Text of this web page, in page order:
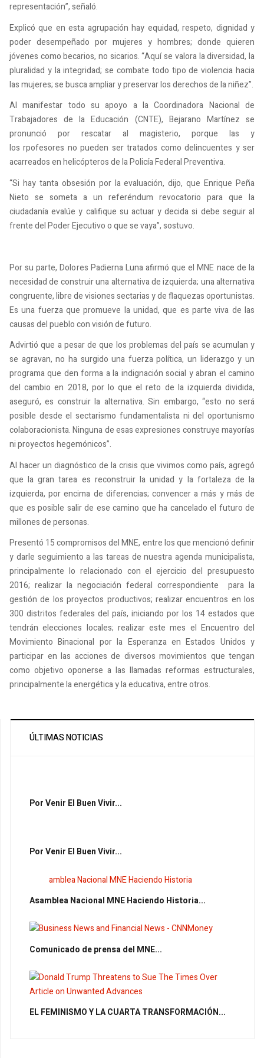
representación”, señaló.
Explicó que en esta agrupación hay equidad, respeto, dignidad y
poder desempeñado por mujeres y hombres; donde quieren
jóvenes como becarios, no sicarios. “Aquí se valora la diversidad, la
pluralidad y la integridad; se combate todo tipo de violencia hacia
las mujeres; se busca ampliar y preservar los derechos de la niñez”.
Al manifestar todo su apoyo a la Coordinadora Nacional de
Trabajadores de la Educación (CNTE), Bejarano Martínez se
pronunció por rescatar al magisterio, porque las y
los rpofesores no pueden ser tratados como delincuentes y ser
acarreados en helicópteros de la Policía Federal Preventiva.
“Si hay tanta obsesión por la evaluación, dijo, que Enrique Peña
Nieto se someta a un referéndum revocatorio para que la
ciudadanía evalúe y califique su actuar y decida si debe seguir al
frente del Poder Ejecutivo o que se vaya”, sostuvo.
Por su parte, Dolores Padierna Luna afirmó que el MNE nace de la
necesidad de construir una alternativa de izquierda; una alternativa
congruente, libre de visiones sectarias y de flaquezas oportunistas.
Es una fuerza que promueve la unidad, que es parte viva de las
causas del pueblo con visión de futuro.
Advirtió que a pesar de que los problemas del país se acumulan y
se agravan, no ha surgido una fuerza política, un liderazgo y un
programa que den forma a la indignación social y abran el camino
del cambio en 2018, por lo que el reto de la izquierda dividida,
aseguró, es construir la alternativa. Sin embargo, “esto no será
posible desde el sectarismo fundamentalista ni del oportunismo
colaboracionista. Ninguna de esas expresiones construye mayorías
ni proyectos hegemónicos”.
Al hacer un diagnóstico de la crisis que vivimos como país, agregó
que la gran tarea es reconstruir la unidad y la fortaleza de la
izquierda, por encima de diferencias; convencer a más y más de
que es posible salir de ese camino que ha cancelado el futuro de
millones de personas.
Presentó 15 compromisos del MNE, entre los que mencionó definir
y darle seguimiento a las tareas de nuestra agenda municipalista,
principalmente lo relacionado con el ejercicio del presupuesto
2016; realizar la negociación federal correspondiente para la
gestión de los proyectos productivos; realizar encuentros en los
300 distritos federales del país, iniciando por los 14 estados que
tendrán elecciones locales; realizar este mes el Encuentro del
Movimiento Binacional por la Esperanza en Estados Unidos y
participar en las acciones de diversos movimientos que tengan
como objetivo oponerse a las llamadas reformas estructurales,
principalmente la energética y la educativa, entre otros.
ÚLTIMAS NOTICIAS
Por Venir El Buen Vivir...
Por Venir El Buen Vivir...
Asamblea Nacional MNE Haciendo Historia...
Comunicado de prensa del MNE...
EL FEMINISMO Y LA CUARTA TRANSFORMACIÓN...